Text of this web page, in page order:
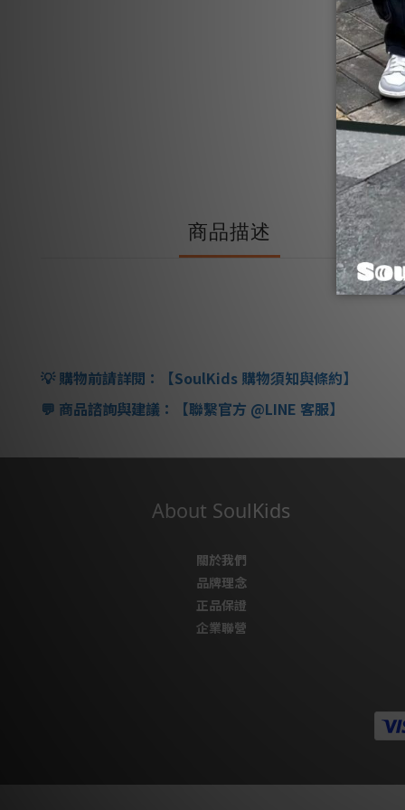
商品描述
💡 購物前請詳閱：【SoulKids 購物須知與條約】
💬 商品諮詢與建議：【聯繫官方 @LINE 客服】
About SoulKids
關於我們
品牌理念
正品保證
企業聯營